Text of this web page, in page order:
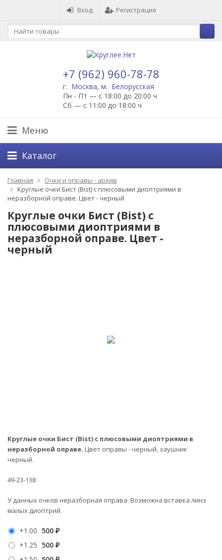
Вход Регистрация
+7 (962) 960-78-78
г. Москва, м. Белорусская
Пн - Пт — с 18:00 до 20:00 ч
Сб — с 11:00 до 18:00 ч
Меню
Каталог
Главная
Очки и оправы - архив
Круглые очки Бист (Bist) с плюсовыми диоптриями в
неразборной оправе. Цвет - черный
Круглые очки Бист (Bist) с
плюсовыми диоптриями в
неразборной оправе. Цвет -
черный
Круглые очки Бист (Bist) с плюсовыми диоптриями в
неразборной оправе. Цвет оправы - черный, заушник
черный.
49-23-138
У данных очков неразборная оправа. Возможна вставка линз
малых диоптрий.
+1.00 500 ₽
+1.25 500 ₽